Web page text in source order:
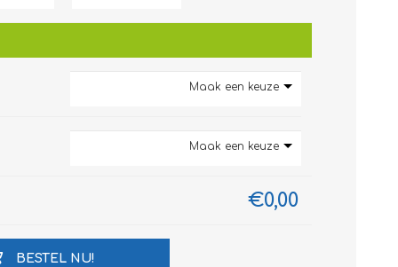
Maak een keuze
Maak een keuze
€0,00
BESTEL NU!